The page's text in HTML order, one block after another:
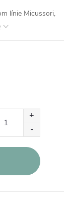
línie Micussori,